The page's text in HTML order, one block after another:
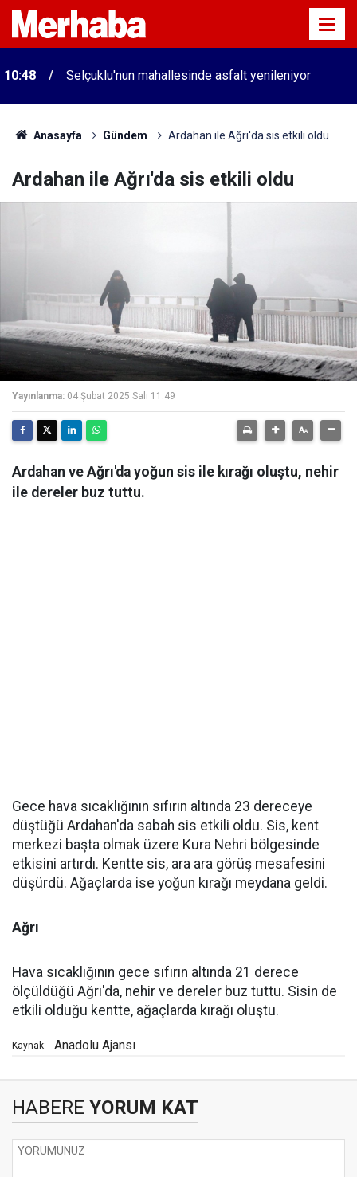
10:48 Selçuklu'nun mahallesinde asfalt yenileniyor
Anasayfa Gündem Ardahan ile Ağrı'da sis etkili oldu
Ardahan ile Ağrı'da sis etkili oldu
Yayınlanma: 04 Şubat 2025 Salı 11:49
Ardahan ve Ağrı'da yoğun sis ile kırağı oluştu, nehir
ile dereler buz tuttu.
Gece hava sıcaklığının sıfırın altında 23 dereceye
düştüğü Ardahan'da sabah sis etkili oldu. Sis, kent
merkezi başta olmak üzere Kura Nehri bölgesinde
etkisini artırdı. Kentte sis, ara ara görüş mesafesini
düşürdü. Ağaçlarda ise yoğun kırağı meydana geldi.
Ağrı
Hava sıcaklığının gece sıfırın altında 21 derece
ölçüldüğü Ağrı'da, nehir ve dereler buz tuttu. Sisin de
etkili olduğu kentte, ağaçlarda kırağı oluştu.
Kaynak: Anadolu Ajansı
HABERE YORUM KAT